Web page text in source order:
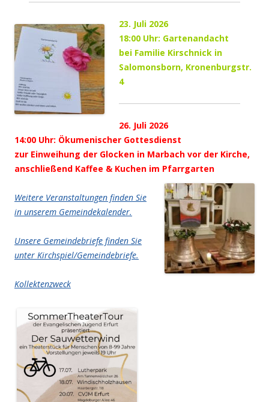
23. Juli 2026
18:00 Uhr: Gartenandacht
bei Familie Kirschnick in
Salomonsborn, Kronenburgstr.
4
26. Juli 2026
14:00 Uhr: Ökumenischer Gottesdienst
zur Einweihung der Glocken in Marbach vor der Kirche,
anschließend Kaffee & Kuchen im Pfarrgarten
Weitere Veranstaltungen finden Sie
in unserem Gemeindekalender.
Unsere Gemeindebriefe finden Sie
unter Kirchspiel/Gemeindebriefe.
Kollektenzweck